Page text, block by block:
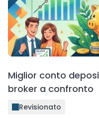
Miglior conto
broker a confronto
Revisionato